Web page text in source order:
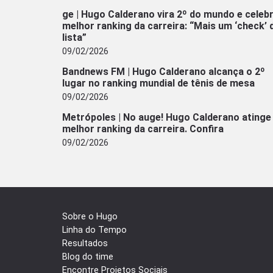
ge | Hugo Calderano vira 2º do mundo e
melhor ranking da carreira: “Mais um ‘check’
lista”
09/02/2026
Bandnews FM | Hugo Calderano alcança o 2º
lugar no ranking mundial de tênis de mesa
09/02/2026
Metrópoles | No auge! Hugo Calderano atinge
melhor ranking da carreira. Confira
09/02/2026
Sobre o Hugo
Linha do Tempo
Resultados
Blog do time
Encontre Projetos Sociais